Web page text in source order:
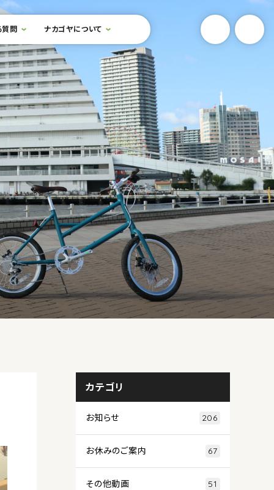
質問 ナカゴヤについて 検索フォームを開閉する YouTube
カテゴリ
お知らせ 206
お休みのご案内 67
その他動画 51